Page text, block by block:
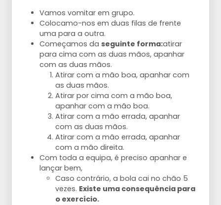
Vamos vomitar em grupo.
Colocamo-nos em duas filas de frente
uma para a outra.
Começamos da seguinte forma:atirar
para cima com as duas mãos, apanhar
com as duas mãos.
Atirar com a mão boa, apanhar com
as duas mãos.
Atirar por cima com a mão boa,
apanhar com a mão boa.
Atirar com a mão errada, apanhar
com as duas mãos.
Atirar com a mão errada, apanhar
com a mão direita.
Com toda a equipa, é preciso apanhar e
lançar bem,
Caso contrário, a bola cai no chão 5
vezes. Existe uma consequência para
o exercício.